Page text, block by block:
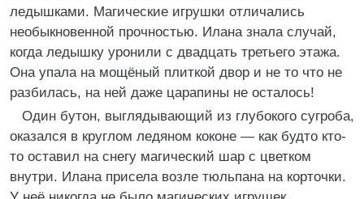
ледышками. Магические игрушки отличались
необыкновенной прочностью. Илана знала случай,
когда ледышку уронили с двадцать третьего этажа.
Она упала на мощёный плиткой двор и не то что не
разбилась, на ней даже царапины не осталось!
Один бутон, выглядывающий из глубокого сугроба,
оказался в круглом ледяном коконе — как будто кто-
то оставил на снегу магический шар с цветком
внутри. Илана присела возле тюльпана на корточки.